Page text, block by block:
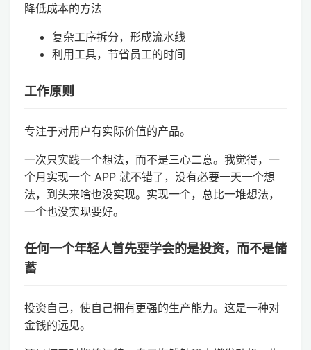
降低成本的方法
复杂工序拆分，形成流水线
利用工具，节省员工的时间
工作原则
专注于对用户有实际价值的产品。
一次只实践一个想法，而不是三心二意。我觉得，一
个月实现一个 APP 就不错了，没有必要一天一个想
法，到头来啥也没实现。实现一个，总比一堆想法，
一个也没实现要好。
任何一个年轻人首先要学会的是投资，而不是储
蓄
投资自己，使自己拥有更强的生产能力。这是一种对
金钱的远见。